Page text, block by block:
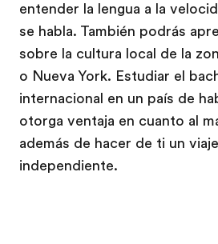
entender la lengua a la
se habla. También podrás
sobre la cultura local de la
o Nueva York. Estudiar el
internacional en un país de
otorga ventaja en cuanto al
además de hacer de ti un
independiente.